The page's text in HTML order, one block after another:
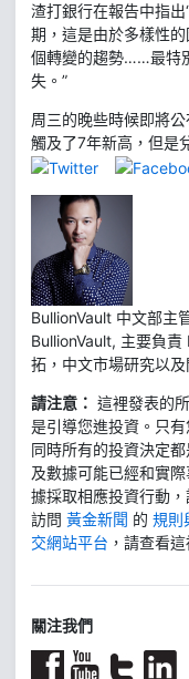
渣打銀行在報告中指
期，這是由於多樣性
個轉變的趨勢……最特
失。”
周三的晚些時候即將
觸及了7年新高，但是
BullionVault 中文部主
BullionVault, 主要負
拓，中文市場研究以及
請注意： 這裡發表的
是引導您進投資。只
同時所有的投資決定
及數據可能已經和實
據採取相應投資行動
訪問 黃金新聞 的 規則
交網站平台 ，請查看這
關注我們